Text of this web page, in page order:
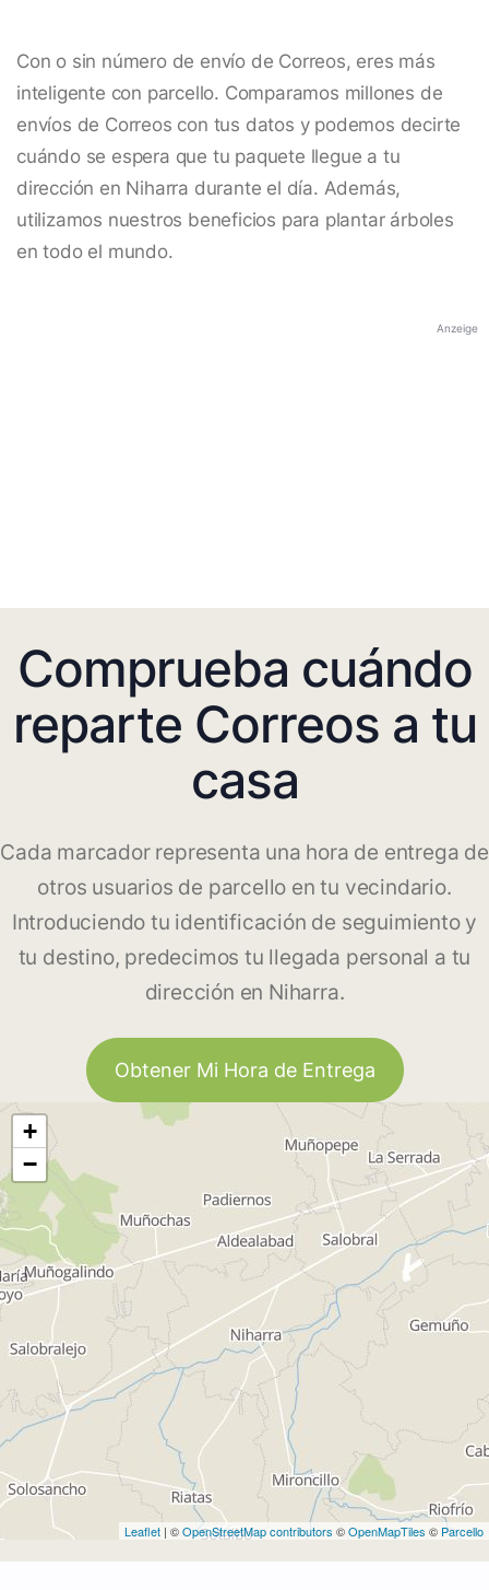
Con o sin número de envío de Correos, eres más
inteligente con parcello. Comparamos millones de
envíos de Correos con tus datos y podemos decirte
cuándo se espera que tu paquete llegue a tu
dirección en Niharra durante el día. Además,
utilizamos nuestros beneficios para plantar árboles
en todo el mundo.
Anzeige
Comprueba cuándo
reparte Correos a tu
casa
Cada marcador representa una hora de entrega de
otros usuarios de parcello en tu vecindario.
Introduciendo tu identificación de seguimiento y
tu destino, predecimos tu llegada personal a tu
dirección en Niharra.
Obtener Mi Hora de Entrega
+
−
Leaflet | ©OpenStreetMap contributors ©OpenMapTiles © Parcello